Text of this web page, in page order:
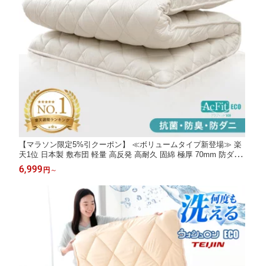
【マラソン限定5%引クーポン】 ≪ボリュームタイプ新登場≫ 楽
天1位 日本製 敷布団 軽量 高反発 高耐久 固綿 極厚 70mm 防ダニ
抗菌 防臭吸汗 速乾 敷き布団 シングル セミダブル ダブル クイー
ン ロング ルベロット 国産 硬め 敷ふとん マットレス 来客用 綿10
6,999 円 ～